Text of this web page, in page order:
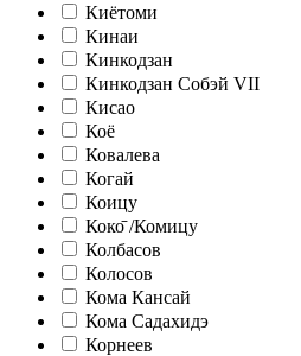
Киётоми
Кинаи
Кинкодзан
Кинкодзан Собэй VII
Кисао
Коё
Ковалева
Когай
Коицу
Коко̄ /Комицу
Колбасов
Колосов
Кома Кансай
Кома Садахидэ
Корнеев